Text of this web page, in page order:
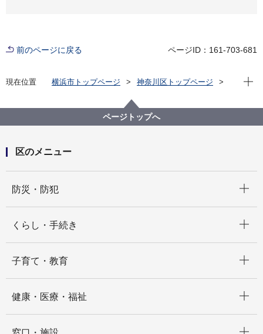
前のページに戻る ページID：161-703-681
現在位置 横浜市トップページ
神奈川区トップページ
区長瓦版（令和６年度）
現在
ページトップへ
区のメニュー
防災・防犯
くらし・手続き
子育て・教育
健康・医療・福祉